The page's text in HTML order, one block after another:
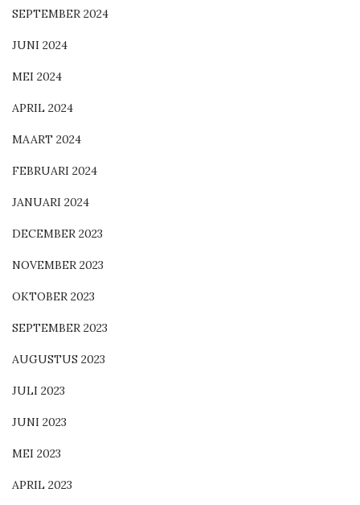
SEPTEMBER 2024
JUNI 2024
MEI 2024
APRIL 2024
MAART 2024
FEBRUARI 2024
JANUARI 2024
DECEMBER 2023
NOVEMBER 2023
OKTOBER 2023
SEPTEMBER 2023
AUGUSTUS 2023
JULI 2023
JUNI 2023
MEI 2023
APRIL 2023